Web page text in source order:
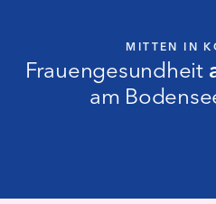
MITTEN IN
Frauengesundheit
am